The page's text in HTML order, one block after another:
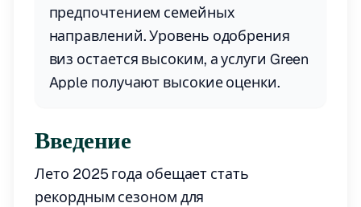
предпочтением семейных
направлений. Уровень одобрения
виз остается высоким, а услуги Green
Apple получают высокие оценки.
Введение
Лето 2025 года обещает стать
рекордным сезоном для